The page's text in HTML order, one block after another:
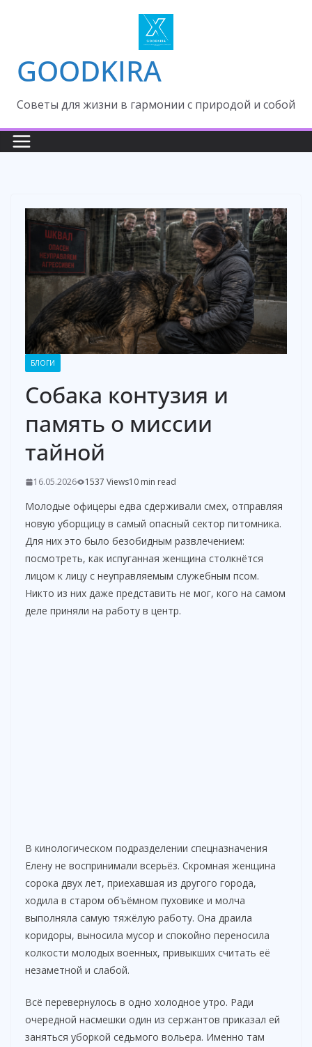
GOODKIRA
Cоветы для жизни в гармонии с природой и собой
БЛОГИ
Собака контузия и
память о миссии
тайной
16.05.2026 1537 Views10 min read
Молодые офицеры едва сдерживали смех, отправляя
новую уборщицу в самый опасный сектор питомника.
Для них это было безобидным развлечением:
посмотреть, как испуганная женщина столкнётся
лицом к лицу с неуправляемым служебным псом.
Никто из них даже представить не мог, кого на самом
деле приняли на работу в центр.
В кинологическом подразделении спецназначения
Елену не воспринимали всерьёз. Скромная женщина
сорока двух лет, приехавшая из другого города,
ходила в старом объёмном пуховике и молча
выполняла самую тяжёлую работу. Она драила
коридоры, выносила мусор и спокойно переносила
колкости молодых военных, привыкших считать её
незаметной и слабой.
Всё перевернулось в одно холодное утро. Ради
очередной насмешки один из сержантов приказал ей
заняться уборкой седьмого вольера. Именно там